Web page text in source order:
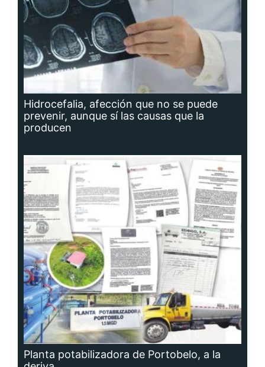
Hidrocefalia, afección que no se puede
prevenir, aunque sí las causas que la
producen
Planta potabilizadora de Portobelo, a la